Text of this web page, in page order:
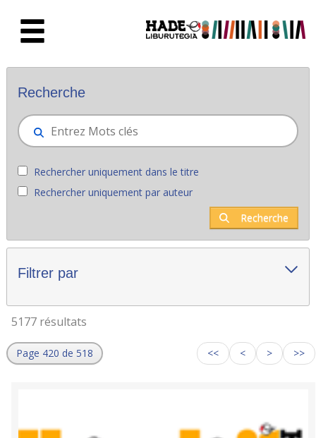
Nouveaux livres - Liburutegia
Recherche
Rechercher uniquement dans le titre
Rechercher uniquement par auteur
Recherche
Filtrer par
5177 résultats
Page 420 de 518 << < > >>